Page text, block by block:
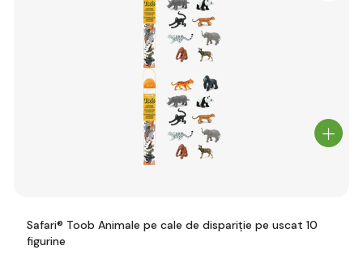
Safari® Toob Animale pe cale de dispariție pe uscat 10
figurine